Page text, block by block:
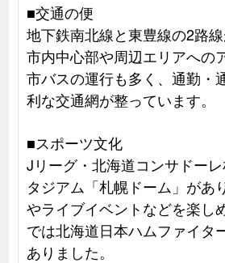
■交通の便
地下鉄南北線と東豊線の2路線
市内中心部や周辺エリアへの
市バスの運行も多く、通勤・
利な交通網が整っています。
■スポーツ文化
Jリーグ・北海道コンサドー
タジアム「札幌ドーム」があ
やライブイベントなどを楽し
では北海道日本ハムファイタ
ありました。